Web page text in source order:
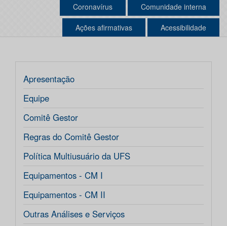
Coronavírus Comunidade interna
Ações afirmativas Acessibilidade
Apresentação
Equipe
Comitê Gestor
Regras do Comitê Gestor
Política Multiusuário da UFS
Equipamentos - CM I
Equipamentos - CM II
Outras Análises e Serviços